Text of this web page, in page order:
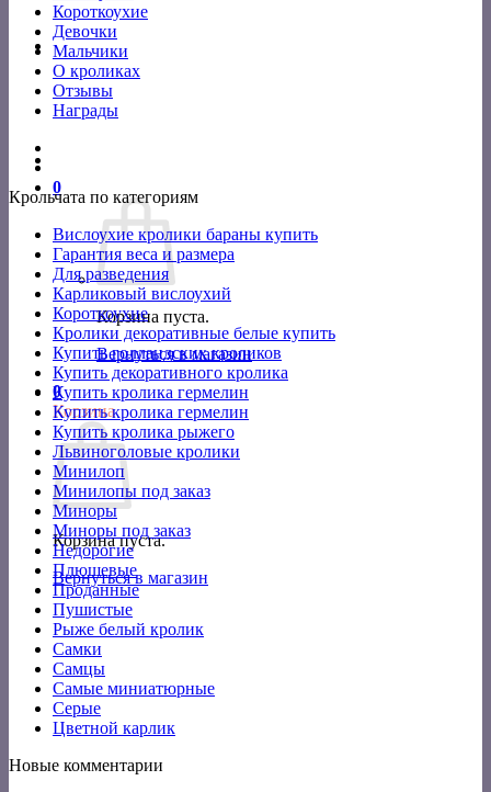
Короткоухие
Девочки
Мальчики
О кроликах
Отзывы
Награды
0
Корзина пуста.
Вернуться в магазин
0
Корзина
Корзина пуста.
Вернуться в магазин
Крольчата по категориям
Вислоухие кролики бараны купить
Гарантия веса и размера
Для разведения
Карликовый вислоухий
Короткоухие
Кролики декоративные белые купить
Купить голландских кроликов
Купить декоративного кролика
Купить кролика гермелин
Купить кролика гермелин
Купить кролика рыжего
Львиноголовые кролики
Минилоп
Минилопы под заказ
Миноры
Миноры под заказ
Недорогие
Плюшевые
Проданные
Пушистые
Рыже белый кролик
Самки
Самцы
Самые миниатюрные
Серые
Цветной карлик
Новые комментарии